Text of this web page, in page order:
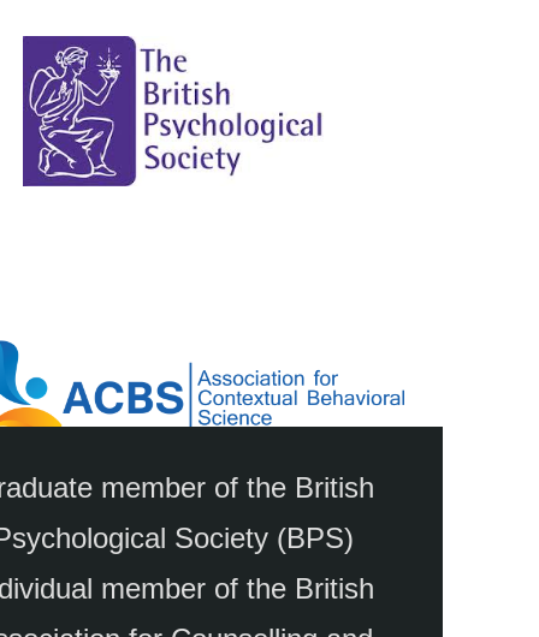
member of the British
Society (BPS)
member of the British